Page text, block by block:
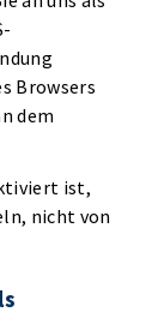
Browsers
dem
ist,
nicht von